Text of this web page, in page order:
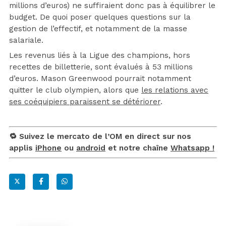
millions d’euros) ne suffiraient donc pas à équilibrer le
budget. De quoi poser quelques questions sur la
gestion de l’effectif, et notamment de la masse
salariale.
Les revenus liés à la Ligue des champions, hors
recettes de billetterie, sont évalués à 53 millions
d’euros. Mason Greenwood pourrait notamment
quitter le club olympien, alors que les relations avec
ses coéquipiers paraissent se détériorer.
🔁 Suivez le mercato de l’OM en direct sur nos
applis iPhone ou android et notre chaîne Whatsapp !